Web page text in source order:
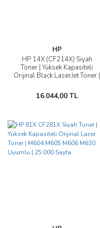
HP
HP 14X (CF214X) Siyah
Toner | Yüksek Kapasiteli
Orijinal Black LaserJet Toner |
Uyumlu | 17.500 Sayfa
16.044,00 TL